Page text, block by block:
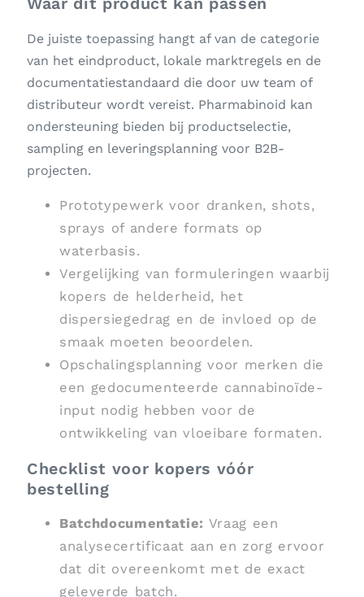
Waar dit product kan passen
De juiste toepassing hangt af van de categorie
van het eindproduct, lokale marktregels en de
documentatiestandaard die door uw team of
distributeur wordt vereist. Pharmabinoid kan
ondersteuning bieden bij productselectie,
sampling en leveringsplanning voor B2B-
projecten.
Prototypewerk voor dranken, shots,
sprays of andere formats op
waterbasis.
Vergelijking van formuleringen waarbij
kopers de helderheid, het
dispersiegedrag en de invloed op de
smaak moeten beoordelen.
Opschalingsplanning voor merken die
een gedocumenteerde cannabinoïde-
input nodig hebben voor de
ontwikkeling van vloeibare formaten.
Checklist voor kopers vóór
bestelling
Batchdocumentatie: Vraag een
analysecertificaat aan en zorg ervoor
dat dit overeenkomt met de exact
geleverde batch.